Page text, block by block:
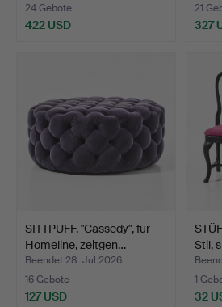
24 Gebote
422 USD
21
327
SITTPUFF, "Cassedy", für
Homeline, zeitgen…
Beendet 28. Jul 2026
16 Gebote
127 USD
Stil,
1
32